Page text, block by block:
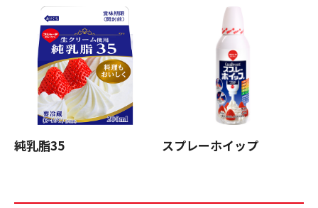
純乳脂35 スプレーホイップ